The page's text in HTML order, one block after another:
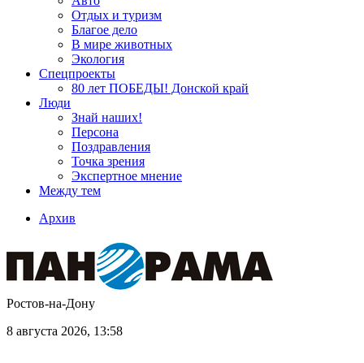
Отдых и туризм
Благое дело
В мире животных
Экология
Спецпроекты
80 лет ПОБЕДЫ! Донской край
Люди
Знай наших!
Персона
Поздравления
Точка зрения
Экспертное мнение
Между тем
Архив
Ростов-на-Дону
8 августа 2026, 13:58